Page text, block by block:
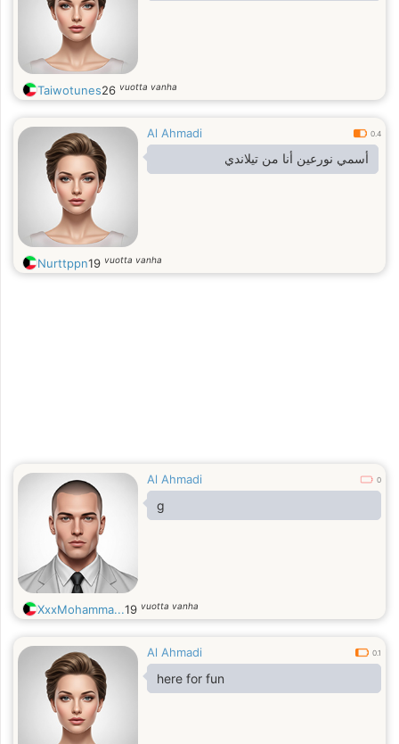
Taiwotunes26 vuotta vanha
Al Ahmadi 0.4
أسمي نورعين أنا من تيلاندي
Nurttppn19 vuotta vanha
Al Ahmadi 0
g
XxxMohamma...19 vuotta vanha
Al Ahmadi 0.1
here for fun